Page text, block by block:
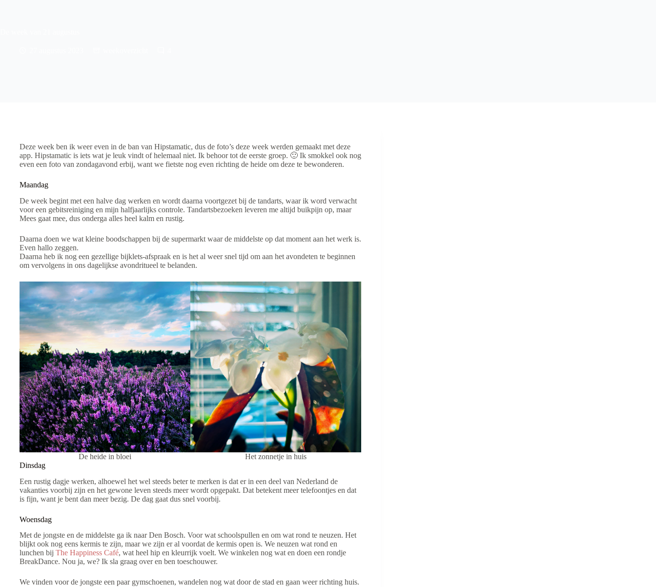
Deze week ben ik weer even in de ban van Hipstamatic, dus de foto’s deze week werden gemaakt met deze
app. Hipstamatic is iets wat je leuk vindt of helemaal niet. Ik behoor tot de eerste groep. 🙂 Ik smokkel ook nog
even een foto van zondagavond erbij, want we fietste nog even richting de heide om deze te bewonderen.
Maandag
De week begint met een halve dag werken en wordt daarna voortgezet bij de tandarts, waar ik word verwacht
voor een gebitsreiniging en mijn halfjaarlijks controle. Tandartsbezoeken leveren me altijd buikpijn op, maar
Mees gaat mee, dus onderga alles heel kalm en rustig.
Daarna doen we wat kleine boodschappen bij de supermarkt waar de middelste op dat moment aan het werk is.
Even hallo zeggen.
Daarna heb ik nog een gezellige bijklets-afspraak en is het al weer snel tijd om aan het avondeten te beginnen
om vervolgens in ons dagelijkse avondritueel te belanden.
De heide in bloei
Het zonnetje in huis
Dinsdag
Een rustig dagje werken, alhoewel het wel steeds beter te merken is dat er in een deel van Nederland de
vakanties voorbij zijn en het gewone leven steeds meer wordt opgepakt. Dat betekent meer telefoontjes en dat
is fijn, want je bent dan meer bezig. De dag gaat dus snel voorbij.
Woensdag
Met de jongste en de middelste ga ik naar Den Bosch. Voor wat schoolspullen en om wat rond te neuzen. Het
blijkt ook nog eens kermis te zijn, maar we zijn er al voordat de kermis open is. We neuzen wat rond en
lunchen bij The Happiness Café, wat heel hip en kleurrijk voelt. We winkelen nog wat en doen een rondje
BreakDance. Nou ja, we? Ik sla graag over en ben toeschouwer.
We vinden voor de jongste een paar gymschoenen, wandelen nog wat door de stad en gaan weer richting huis.